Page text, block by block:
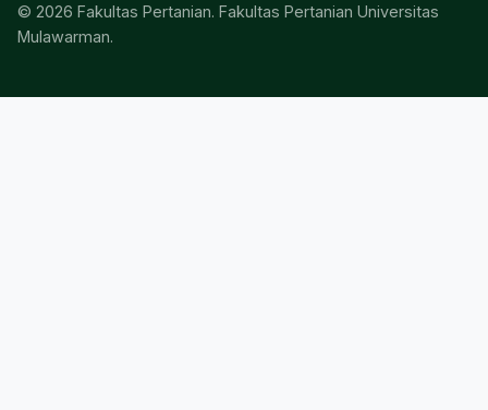
© 2026 Fakultas Pertanian. Fakultas Pertanian Universitas
Mulawarman.